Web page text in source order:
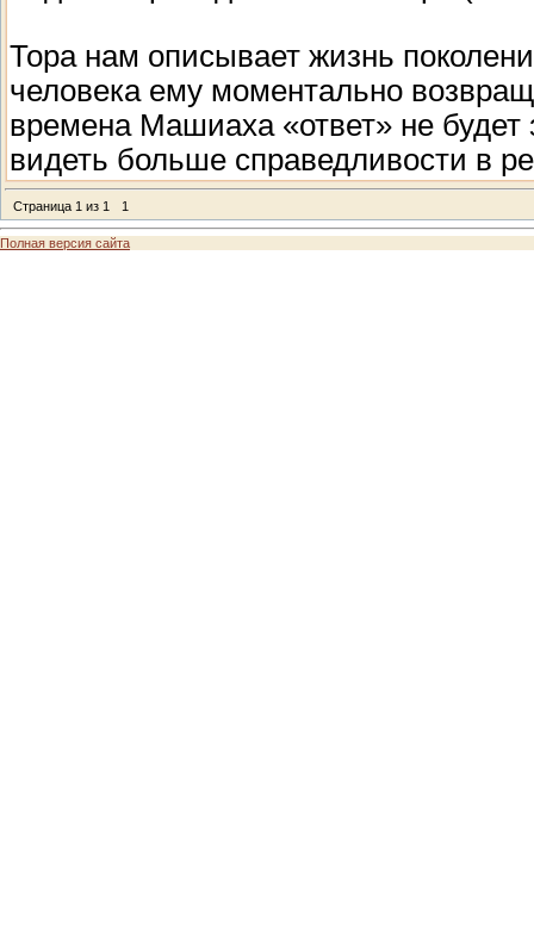
Тора нам описывает жизнь
человека ему моментально
времена Машиаха «ответ» не
видеть больше справедливости в
Страница 1 из 1 1
Полная версия сайта